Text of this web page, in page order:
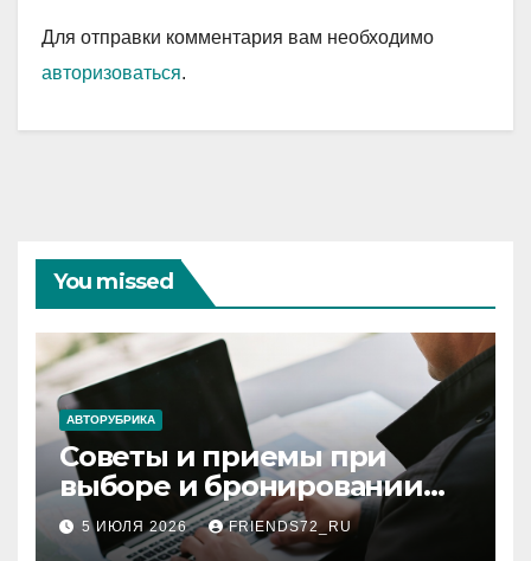
Для отправки комментария вам необходимо
авторизоваться.
You missed
АВТОРУБРИКА
Советы и приемы при
выборе и бронировании
авиабилетов
5 ИЮЛЯ 2026 FRIENDS72_RU